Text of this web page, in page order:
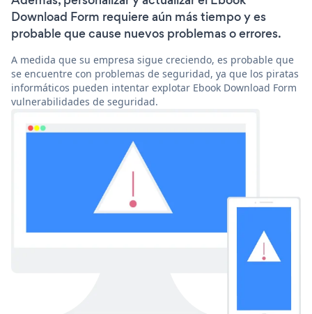
Download Form requiere aún más tiempo y es
probable que cause nuevos problemas o errores.
A medida que su empresa sigue creciendo, es probable que
se encuentre con problemas de seguridad, ya que los piratas
informáticos pueden intentar explotar Ebook Download Form
vulnerabilidades de seguridad.